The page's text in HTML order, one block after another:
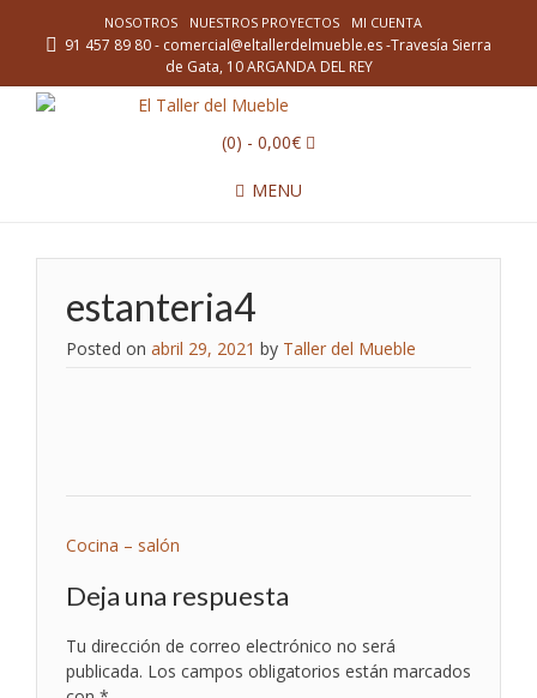
NOSOTROS NUESTROS PROYECTOS MI CUENTA
91 457 89 80 - comercial@eltallerdelmueble.es -Travesía Sierra
de Gata, 10 ARGANDA DEL REY
(0) - 0,00€
MENU
estanteria4
Posted on abril 29, 2021 by Taller del Mueble
Navegación
de
entradas
Cocina – salón
Deja una respuesta
Tu dirección de correo electrónico no será
publicada. Los campos obligatorios están marcados